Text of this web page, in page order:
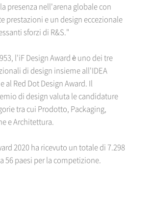
presenza nell'arena globale con
prestazioni e un design eccezionale
sforzi di R&S."
l'iF Design Award è uno dei tre
di design insieme all'IDEA
al Red Dot Design Award. Il
di design valuta le candidature
tra cui Prodotto, Packaging,
e Architettura.
2020 ha ricevuto un totale di 7.298
56 paesi per la competizione.